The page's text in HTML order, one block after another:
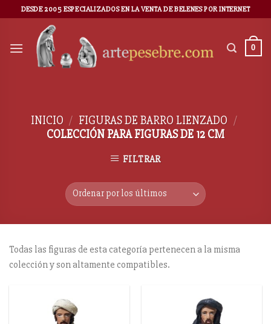
DESDE 2005 ESPECIALIZADOS EN LA VENTA DE BELENES POR INTERNET
0
INICIO / FIGURAS DE BARRO LIENZADO /
COLECCIÓN PARA FIGURAS DE 12 CM
FILTRAR
Todas las figuras de esta categoría pertenecen a la misma
colección y son altamente compatibles.